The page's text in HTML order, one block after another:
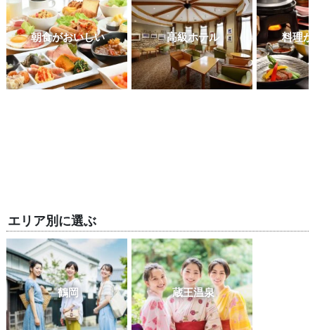
朝食がおいしい 高級ホテル 料理
エリア別に選ぶ
鶴岡 蔵王温泉